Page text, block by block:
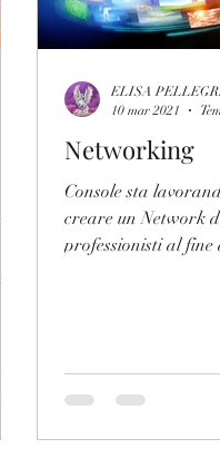
Networking
Console sta
creare un Network
professionisti al fine
ELISA
10 mar 2021